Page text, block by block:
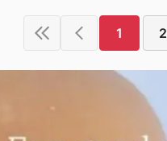
1 2